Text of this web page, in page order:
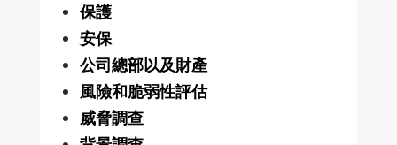
保護
安保
公司總部以及財產
風險和脆弱性評估
威脅調查